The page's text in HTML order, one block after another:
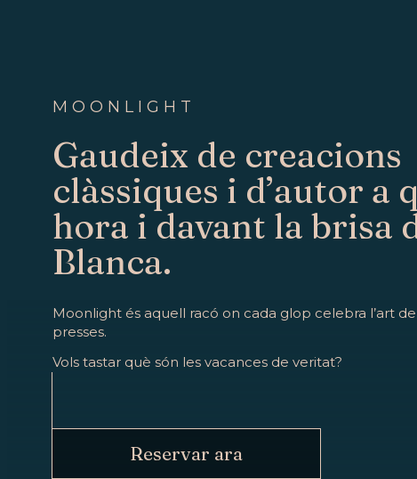
MOONLIGHT
Gaudeix de creacions
clàssiques i d’autor a
hora i davant la brisa
Blanca.
Moonlight és aquell racó on cada glop celebra l’art
presses.
Vols tastar què són les vacances de veritat?
Reservar ara